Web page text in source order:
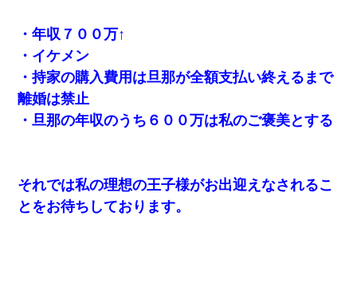
・年収７００万↑
・イケメン
・持家の購入費用は旦那が全額支払い終えるまで
離婚は禁止
・旦那の年収のうち６００万は私のご褒美とする
それでは私の理想の王子様がお出迎えなされるこ
とをお待ちしております。